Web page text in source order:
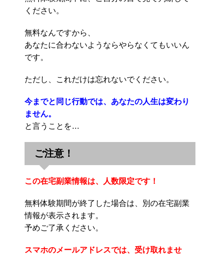
ください。
無料なんですから、
あなたに合わないようならやらなくてもいいん
です。
ただし、これだけは忘れないでください。
今までと同じ行動では、あなたの人生は変わり
ません。
と言うことを…
ご注意！
この在宅副業情報は、人数限定です！
無料体験期間が終了した場合は、別の在宅副業
情報が表示されます。
予めご了承ください。
スマホのメールアドレスでは、受け取れませ